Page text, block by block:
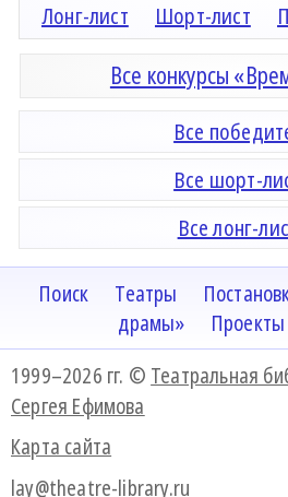
Лонг-лист
Шорт-лист
Все конкурсы
Все
Все шорт-
Все лонг-
Поиск Театры
драмы»
Проекты
1999–2026 гг. © Театральная
Сергея Ефимова
Карта сайта
lay@theatre-library.ru